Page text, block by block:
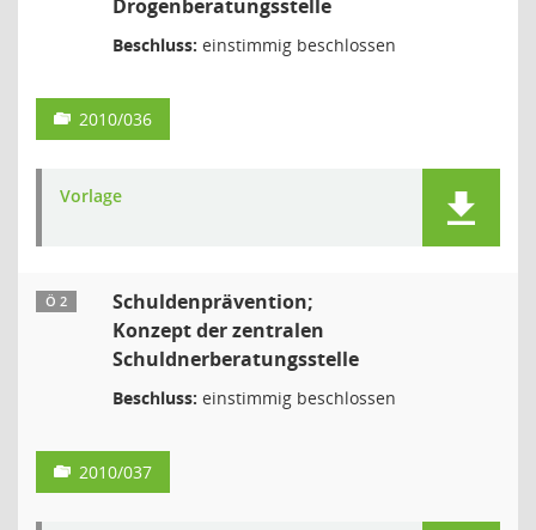
Drogenberatungsstelle
Beschluss: einstimmig beschlossen
2010/036
Vorlage
Ö 2
Schuldenprävention;
Konzept der zentralen
Schuldnerberatungsstelle
Beschluss: einstimmig beschlossen
2010/037